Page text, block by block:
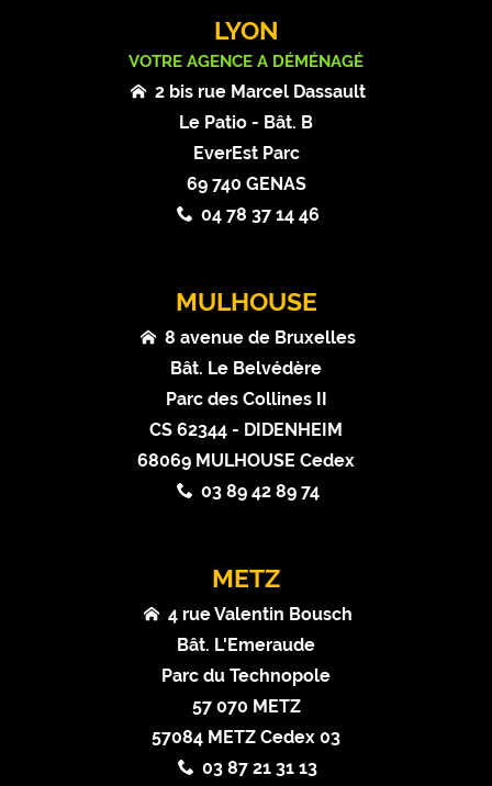
LYON
VOTRE AGENCE A DÉMÉNAGÉ
2 bis rue Marcel Dassault
Le Patio - Bât. B
EverEst Parc
69 740 GENAS
04 78 37 14 46
MULHOUSE
8 avenue de Bruxelles
Bât. Le Belvédère
Parc des Collines II
CS 62344 - DIDENHEIM
68069 MULHOUSE Cedex
03 89 42 89 74
METZ
4 rue Valentin Bousch
Bât. L'Emeraude
Parc du Technopole
57 070 METZ
57084 METZ Cedex 03
03 87 21 31 13